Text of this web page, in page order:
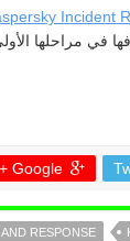
في مراحلها
Google +
RESPONSE